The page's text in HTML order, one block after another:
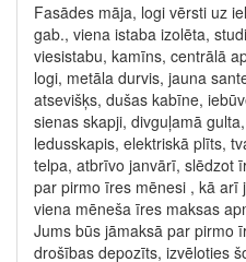
Fasādes māja, logi vērsti uz
gab., viena istaba izolēta,
viesistabu, kamīns, centrālā
logi, metāla durvis, jauna
atsevišķs, dušas kabīne,
sienas skapji, divguļamā
ledusskapis, elektriskā plīts,
telpa, atbrīvo janvārī, slēdzot
par pirmo īres mēnesi , kā
viena mēneša īres maksas
Jums būs jāmaksā par pirmo
drošības depozīts, izvēloties